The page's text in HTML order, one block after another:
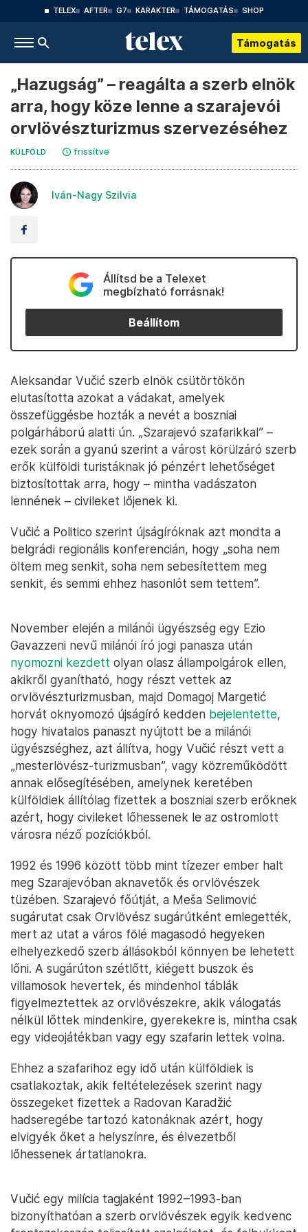
TELEX AFTER G7 KARAKTER TÁMOGATÁS SHOP
Támogatás
„Hazugság” – reagálta a szerb elnök
arra, hogy köze lenne a szarajevói
orvlövészturizmus szervezéséhez
KÜLFÖLD frissítve
Iván-Nagy Szilvia
Állítsd be a Telexet
megbízható forrásnak!
Beállítom
Aleksandar Vučić szerb elnök csütörtökön
elutasította azokat a vádakat, amelyek
összefüggésbe hozták a nevét a boszniai
polgárháború alatti ún. „Szarajevó szafarikkal” –
ezek során a gyanú szerint a várost körülzáró szerb
erők külföldi turistáknak jó pénzért lehetőséget
biztosítottak arra, hogy – mintha vadászaton
lennének – civileket lőjenek ki.
Vučić a Politico szerint újságíróknak azt mondta a
belgrádi regionális konferencián, hogy „soha nem
öltem meg senkit, soha nem sebesítettem meg
senkit, és semmi ehhez hasonlót sem tettem”.
November elején a milánói ügyészség egy Ezio
Gavazzeni nevű milánói író jogi panasza után
nyomozni kezdett olyan olasz állampolgárok ellen,
akikről gyanítható, hogy részt vettek az
orvlövészturizmusban, majd Domagoj Margetić
horvát oknyomozó újságíró kedden bejelentette,
hogy hivatalos panaszt nyújtott be a milánói
ügyészséghez, azt állítva, hogy Vučić részt vett a
„mesterlövész-turizmusban”, vagy közreműködött
annak elősegítésében, amelynek keretében
külföldiek állítólag fizettek a boszniai szerb erőknek
azért, hogy civileket lőhessenek le az ostromlott
városra néző pozíciókból.
1992 és 1996 között több mint tízezer ember halt
meg Szarajevóban aknavetők és orvlövészek
tüzében. Szarajevó főútját, a Meša Selimović
sugárutat csak Orvlövész sugárútként emlegették,
mert az utat a város fölé magasodó hegyeken
elhelyezkedő szerb állásokból könnyen be lehetett
lőni. A sugárúton szétlőtt, kiégett buszok és
villamosok hevertek, és mindenhol táblák
figyelmeztettek az orvlövészekre, akik válogatás
nélkül lőttek mindenkire, gyerekekre is, mintha csak
egy videojátékban vagy egy szafarin lettek volna.
Ehhez a szafarihoz egy idő után külföldiek is
csatlakoztak, akik feltételezések szerint nagy
összegeket fizettek a Radovan Karadžić
hadseregébe tartozó katonáknak azért, hogy
elvigyék őket a helyszínre, és élvezetből
lőhessenek ártatlanokra.
Vučić egy milícia tagjaként 1992–1993-ban
bizonyíthatóan a szerb orvlövészek egyik kedvenc